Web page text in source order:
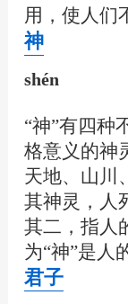
用，使人们
神
shén
“神”有四种
格意义的神
天地、山川
其神灵，人
其二，指人
为“神”是人
君子